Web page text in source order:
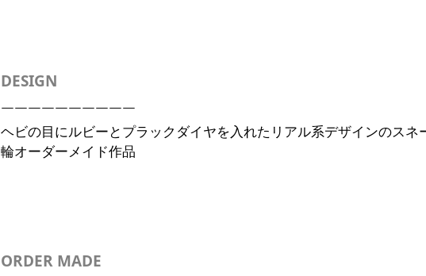
DESIGN
￣￣￣￣￣￣￣￣￣￣
ヘビの目にルビーとプラックダイヤを入れたリアル系デザインのスネ
輪オーダーメイド作品
ORDER MADE